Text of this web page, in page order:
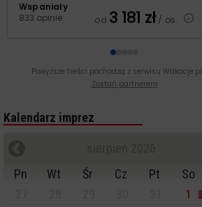
Wspaniały
833 opinie
od 3 181 zł/ os.
Powyższe treści pochodzą z serwisu Wakacje.pl
Zostań partnerem
Kalendarz imprez
Pn
Wt Śr Cz Pt So
1